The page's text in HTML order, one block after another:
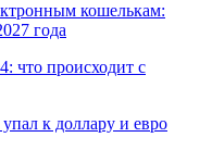
кошелькам:
года
что происходит с
к доллару и евро